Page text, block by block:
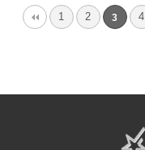
1 2 3 4